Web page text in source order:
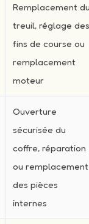
Remplacement
treuil, réglage
fins de course ou
remplacement
moteur
Ouverture
sécurisée du
coffre, réparation
ou remplacement
des pièces
internes